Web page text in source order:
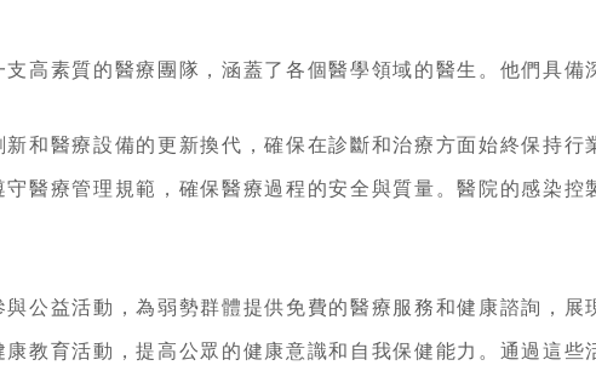
高素質的醫療團隊，涵蓋了各個醫學領域的醫生。他們具
和醫療設備的更新換代，確保在診斷和治療方面始終保持行
醫療管理規範，確保醫療過程的安全與質量。醫院的感染控
公益活動，為弱勢群體提供免費的醫療服務和健康諮詢，展
教育活動，提高公眾的健康意識和自我保健能力。通過這些